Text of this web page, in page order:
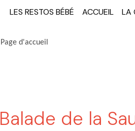
LES RESTOS BÉBÉ ACCUEIL LA
Page d'accueil
Balade de la